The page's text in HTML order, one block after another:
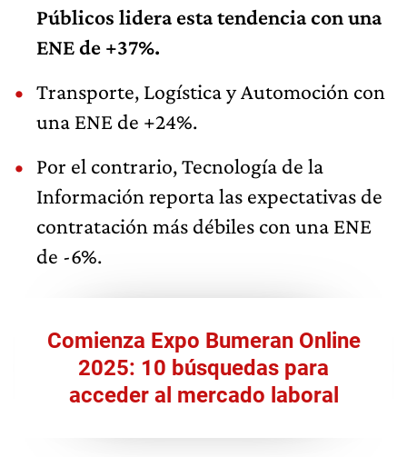
Públicos lidera esta tendencia con una
ENE de +37%.
Transporte, Logística y Automoción con
una ENE de +24%.
Por el contrario, Tecnología de la
Información reporta las expectativas de
contratación más débiles con una ENE
de -6%.
Comienza Expo Bumeran Online
2025: 10 búsquedas para
acceder al mercado laboral